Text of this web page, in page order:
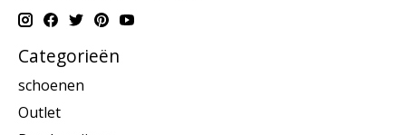
Categorieën
schoenen
Outlet